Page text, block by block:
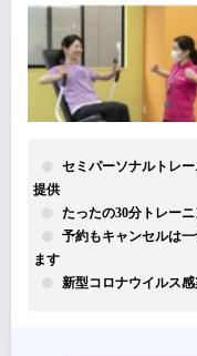
セミパーソナルトレ
提供
たったの30分トレー
予約もキャンセルは
ます
新型コロナウイルス